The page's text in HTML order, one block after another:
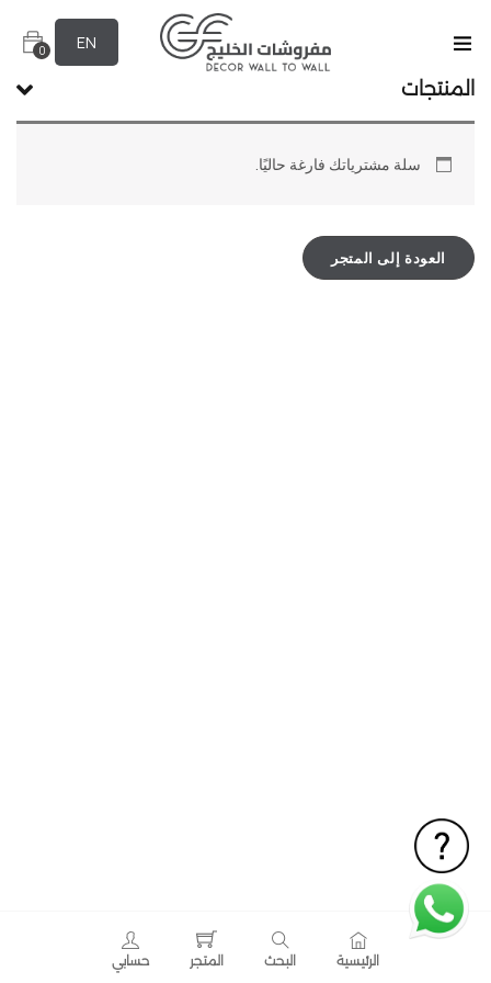
EN
0
المنتجات
سلة مشترياتك فارغة حاليًا.
العودة إلى المتجر
الرئيسية البحث المتجر حسابي